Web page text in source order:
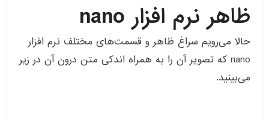
ظاهر نرم افزار nano
حالا می‌رویم سراغ ظاهر و قسمت‌های مختلف نرم افزار
nano که تصویر آن را به همراه اندکی متن درون آن در زیر
می‌بینید.